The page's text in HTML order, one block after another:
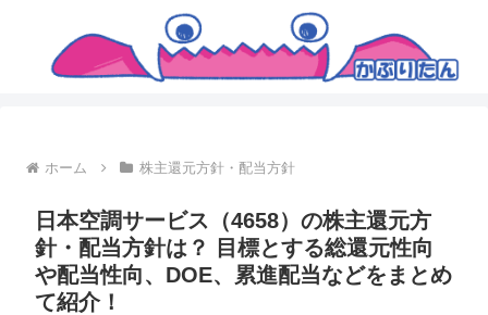
ホーム 株主還元方針・配当方針
日本空調サービス（4658）の株主還元方
針・配当方針は？ 目標とする総還元性向
や配当性向、DOE、累進配当などをまとめ
て紹介！